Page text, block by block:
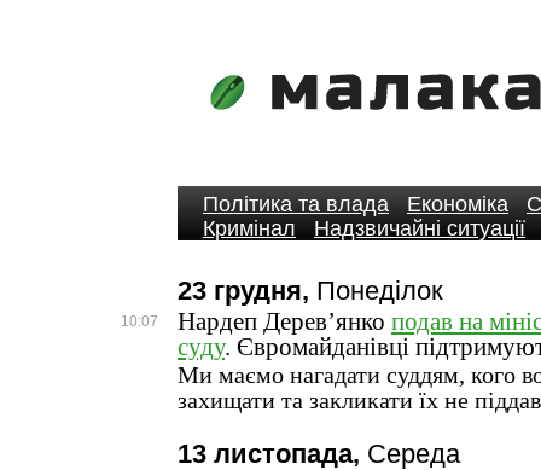
Політика та влада Економіка
Кримінал
Надзвичайні ситуації
23 грудня, Понеділок
10:07 Нардеп Дерев’янко подав на
суду. Євромайданівці
Ми маємо нагадати суддям, кого
захищати та закликати їх не
13 листопада, Середа